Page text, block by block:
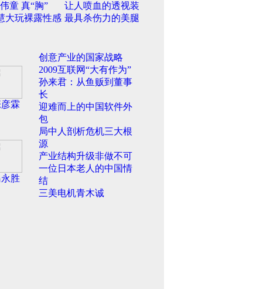
童 真“胸”
让人喷血的透视装
大玩裸露性感 最具杀伤力的美腿
霖
创意产业的国家战略
2009互联网“大有作为”
孙来君：从鱼贩到董事
长
迎难而上的中国软件外
包
胜
局中人剖析危机三大根
源
产业结构升级非做不可
一位日本老人的中国情
结
三美电机青木诚